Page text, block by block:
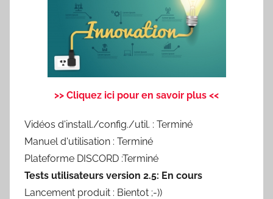
>> Cliquez ici pour en savoir plus <<
Vidéos d'install./config./util. : Terminé
Manuel d'utilisation : Terminé
Plateforme DISCORD :Terminé
Tests utilisateurs version 2.5: En cours
Lancement produit : Bientot ;-))